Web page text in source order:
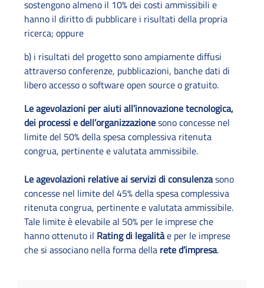
sostengono almeno il 10% dei costi ammissibili e
hanno il diritto di pubblicare i risultati della propria
ricerca; oppure
b) i risultati del progetto sono ampiamente diffusi
attraverso conferenze, pubblicazioni, banche dati di
libero accesso o software open source o gratuito.
Le agevolazioni per aiuti all’innovazione tecnologica,
dei processi e dell’organizzazionesono concesse nel
limite del 50% della spesa complessiva ritenuta
congrua, pertinente e valutata ammissibile.
Le agevolazioni relative ai servizi di consulenzasono
concesse nel limite del 45% della spesa complessiva
ritenuta congrua, pertinente e valutata ammissibile.
Tale limite è elevabile al 50% per le imprese che
hanno ottenuto il Rating di legalitàe per le imprese
che si associano nella forma della rete d’impresa.